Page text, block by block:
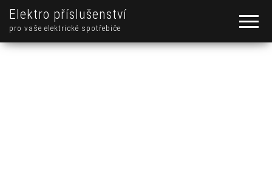
Elektro příslušenství
pro vaše elektrické spotřebiče